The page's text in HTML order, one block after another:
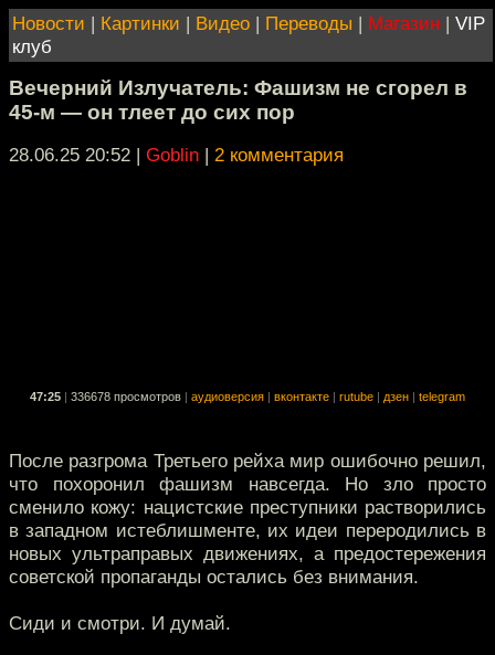
Новости | Картинки | Видео | Переводы | Магазин | VIP
клуб
Вечерний Излучатель: Фашизм не сгорел в
45-м — он тлеет до сих пор
28.06.25 20:52 | Goblin | 2 комментария
47:25 336678 просмотров аудиоверсия вконтакте rutube дзен telegram
После разгрома Третьего рейха мир ошибочно решил,
что похоронил фашизм навсегда. Но зло просто
сменило кожу: нацистские преступники растворились
в западном истеблишменте, их идеи переродились в
новых ультраправых движениях, а предостережения
советской пропаганды остались без внимания.
Сиди и смотри. И думай.